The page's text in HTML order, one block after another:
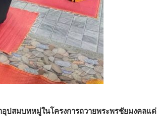
ปสมบทหมู่ในโครงการถวายพระพรชัยมงคลแด่